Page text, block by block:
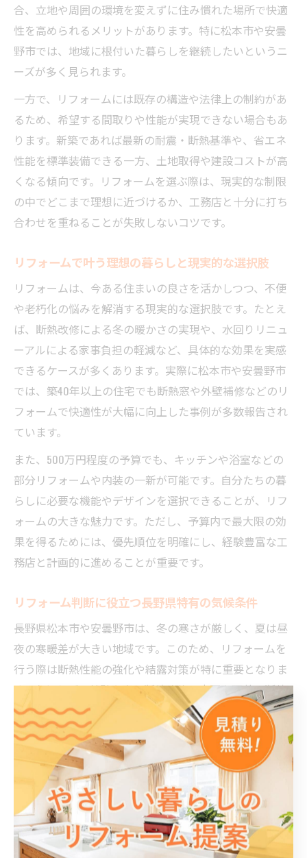
合、立地や周囲の環境を変えずに住み慣れた場所で快適
性を高められるメリットがあります。特に松本市や安曇
野市では、地域に根付いた暮らしを継続したいというニ
ーズが多く見られます。
一方で、リフォームには既存の構造や法律上の制約があ
るため、希望する間取りや性能が実現できない場合もあ
ります。新築であれば最新の耐震・断熱基準や、省エネ
性能を標準装備できる一方、土地取得や建設コストが高
くなる傾向です。リフォームを選ぶ際は、現実的な制限
の中でどこまで理想に近づけるか、工務店と十分に打ち
合わせを重ねることが失敗しないコツです。
リフォームで叶う理想の暮らしと現実的な選択肢
リフォームは、今ある住まいの良さを活かしつつ、不便
や老朽化の悩みを解消する現実的な選択肢です。たとえ
ば、断熱改修による冬の暖かさの実現や、水回りリニュ
ーアルによる家事負担の軽減など、具体的な効果を実感
できるケースが多くあります。実際に松本市や安曇野市
では、築40年以上の住宅でも断熱窓や外壁補修などのリ
フォームで快適性が大幅に向上した事例が多数報告され
ています。
また、500万円程度の予算でも、キッチンや浴室などの
部分リフォームや内装の一新が可能です。自分たちの暮
らしに必要な機能やデザインを選択できることが、リフ
ォームの大きな魅力です。ただし、予算内で最大限の効
果を得るためには、優先順位を明確にし、経験豊富な工
務店と計画的に進めることが重要です。
リフォーム判断に役立つ長野県特有の気候条件
長野県松本市や安曇野市は、冬の寒さが厳しく、夏は昼
夜の寒暖差が大きい地域です。このため、リフォームを
行う際は断熱性能の強化や結露対策が特に重要となりま
す。たとえば、外壁や窓の断熱改修、床下や天井の断熱
材追加など、地域特有の気候に合わせた施工が求められ
ます。
また、積雪による屋根や外構の補強、湿気対策も見逃せ
ません。地元の工務店は、松本市や安曇野市ならではの
気候や建物の特徴を熟知しており、最適なリフォームプ
ランを提案できます。気候に合ったリフォームを行うこ
とで、光熱費の削減や住まいの長寿命化が期待でき、快